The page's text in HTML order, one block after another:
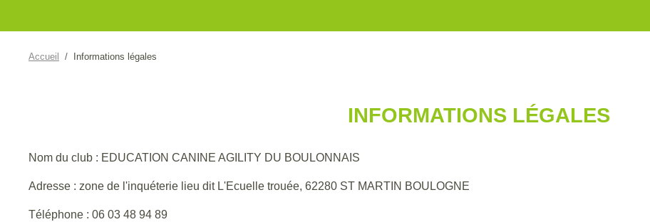
Accueil Informations légales
INFORMATIONS LÉGALES
Nom du club : EDUCATION CANINE AGILITY DU BOULONNAIS
Adresse : zone de l'inquéterie lieu dit L'Ecuelle trouée, 62280 ST MARTIN BOULOGNE
Téléphone : 06 03 48 94 89